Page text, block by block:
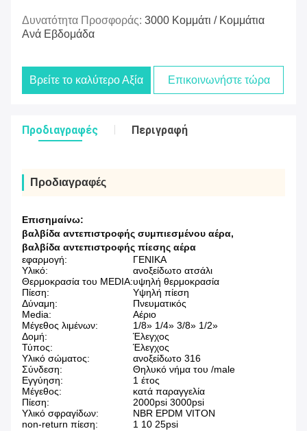
Δυνατότητα Προσφοράς: 3000 Κομμάτι / Κομμάτια
Ανά Εβδομάδα
Βρείτε το καλύτερο Αξία Επικοινωνήστε τώρα
Προδιαγραφές Περιγραφή
Προδιαγραφές
Επισημαίνω:
βαλβίδα αντεπιστροφής συμπιεσμένου αέρα,
βαλβίδα αντεπιστροφής πίεσης αέρα
εφαρμογή:
ΓΕΝΙΚΑ
Υλικό:
ανοξείδωτο ατσάλι
Θερμοκρασία του MEDIA:υψηλή θερμοκρασία
Πίεση:
Υψηλή πίεση
Δύναμη:
Πνευματικός
Media:
Αέριο
Μέγεθος λιμένων:
1/8» 1/4» 3/8» 1/2»
Δομή:
Έλεγχος
Τύπος:
Έλεγχος
Υλικό σώματος:
ανοξείδωτο 316
Σύνδεση:
Θηλυκό νήμα του /male
Εγγύηση:
1 έτος
Μέγεθος:
κατά παραγγελία
Πίεση:
2000psi 3000psi
Υλικό σφραγίδων:
NBR EPDM VITON
non-return πίεση:
1 10 25psi